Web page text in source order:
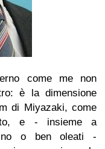
come me non
è la dimensione
di Miyazaki, come
e - insieme a
o ben oleati -